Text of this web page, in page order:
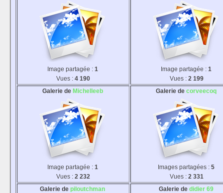
Image partagée : 1
Vues : 4 190
Image partagée : 1
Vues : 2 199
Galerie de Michelleeb
Image partagée : 1
Vues : 2 232
Galerie de corveecoq
Images partagées : 5
Vues : 2 331
Galerie de piloutchman Galerie de didier 69